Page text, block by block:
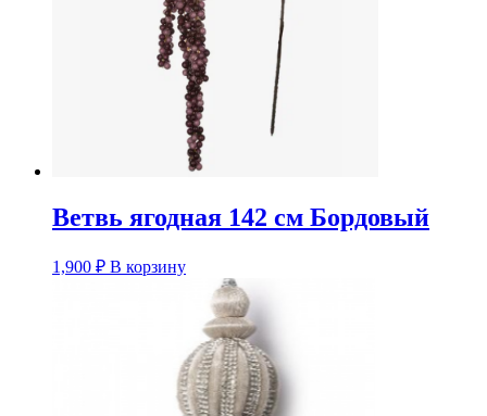
Ветвь ягодная 142 см Бордовый
1,900 ₽ В корзину